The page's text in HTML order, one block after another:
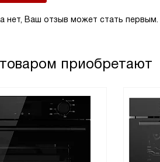
нет, Ваш отзыв может стать первым.
приобретают